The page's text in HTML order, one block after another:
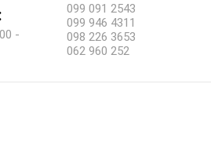
-
099 091 2543
099 946 4311
098 226 3653
062 960 252